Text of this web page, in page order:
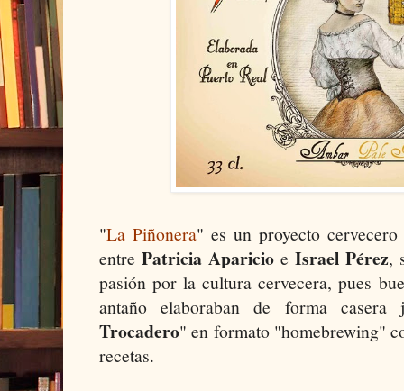
"La Piñonera" es un proyecto
entre Patricia Aparicio e Israel Pérez,
pasión por la cultura cervecera, pues
antaño elaboraban de forma
Trocadero" en formato "homebrewing"
recetas.